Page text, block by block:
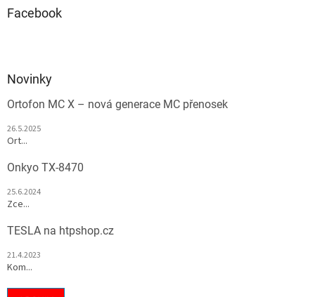
Facebook
Novinky
Ortofon MC X – nová generace MC přenosek
26.5.2025
Ort...
Onkyo TX-8470
25.6.2024
Zce...
TESLA na htpshop.cz
21.4.2023
Kom...